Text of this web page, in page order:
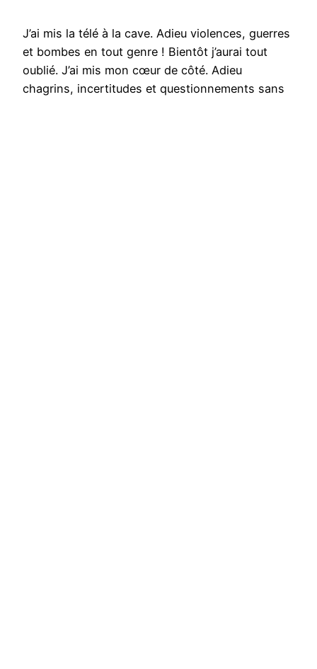
J’ai mis la télé à la cave. Adieu violences, guerres
et bombes en tout genre ! Bientôt j’aurai tout
oublié. J’ai mis mon cœur de côté. Adieu
chagrins, incertitudes et questionnements sans